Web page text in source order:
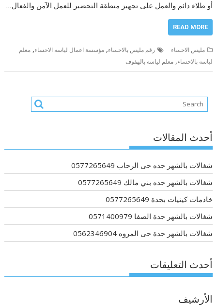
أو طلاء دائم والعمل على تجهيز منطقة التحضير للعمل الآمن والفعال…
READ MORE
مليس الاحساء رقم مليس بالاحساء,مؤسسة اعمال لياسه الاحساء,معلم
لياسة بالاحساء,معلم لياسة بالهفوف
أحدث المقالات
شغالات بالشهر جده حى الرحاب 0577265649
شغالات بالشهر جده بني مالك 0577265649
خادمات كينيات بجدة 0577265649
شغالات بالشهر جدة الصفا 0571400979
شغالات بالشهر جدة حى المروه 0562346904
أحدث التعليقات
الأرشيف